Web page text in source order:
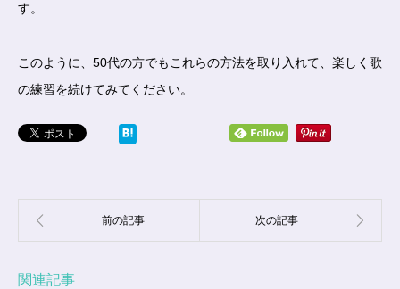
す。
このように、50代の方でもこれらの方法を取り入れて、楽しく歌
の練習を続けてみてください。
関連記事